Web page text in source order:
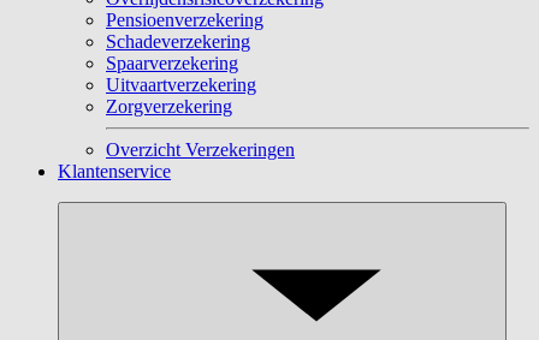
Pensioenverzekering
Schadeverzekering
Spaarverzekering
Uitvaartverzekering
Zorgverzekering
Overzicht Verzekeringen
Klantenservice